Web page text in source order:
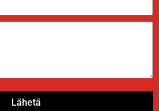
Lähetä